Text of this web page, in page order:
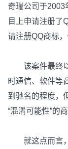
奇瑞公司于2003
目上申请注册了
请注册QQ商标，
该案件最终以
时通信、软件等
到驰名的程度，
“混淆可能性”的
就这点而言，